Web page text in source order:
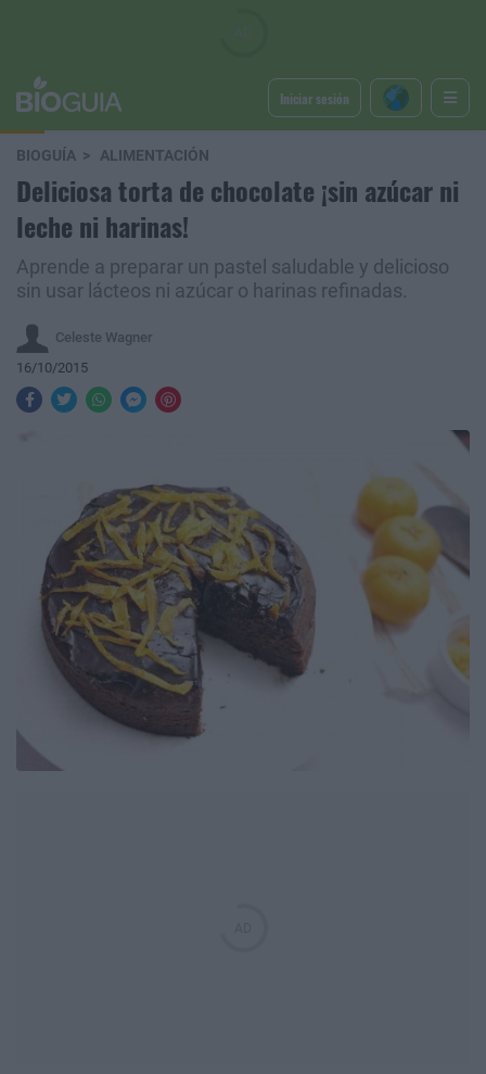
Iniciar sesión
BIOGUÍA ALIMENTACIÓN
Deliciosa torta de chocolate ¡sin azúcar ni
leche ni harinas!
Aprende a preparar un pastel saludable y delicioso
sin usar lácteos ni azúcar o harinas refinadas.
Celeste Wagner
16/10/2015